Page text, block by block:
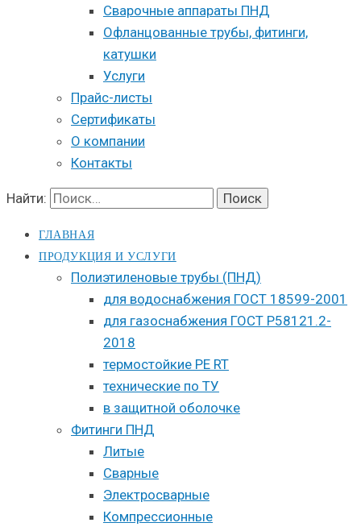
Сварочные аппараты ПНД
Офланцованные трубы, фитинги,
катушки
Услуги
Прайс-листы
Сертификаты
О компании
Контакты
Найти:
ГЛАВНАЯ
ПРОДУКЦИЯ И УСЛУГИ
Полиэтиленовые трубы (ПНД)
для водоснабжения ГОСТ 18599-2001
для газоснабжения ГОСТ Р58121.2-
2018
термостойкие PE RT
технические по ТУ
в защитной оболочке
Фитинги ПНД
Литые
Сварные
Электросварные
Компрессионные